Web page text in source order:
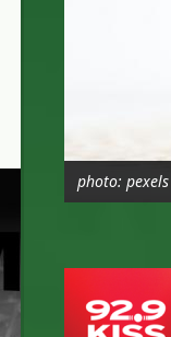
photo: pexels